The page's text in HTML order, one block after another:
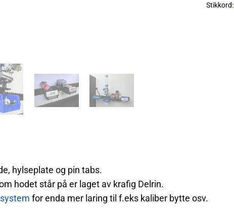
Stikkord:
hylseplate og pin tabs.
hodet står på er laget av krafig Delrin.
for enda mer laring til f.eks kaliber bytte osv.